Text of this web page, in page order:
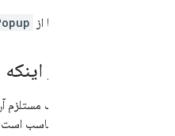
این راهنما از
قبل از
این کار مناسب